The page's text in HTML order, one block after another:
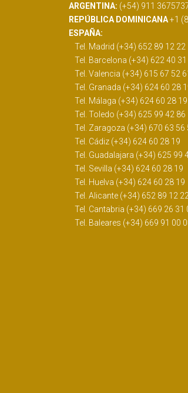
ARGENTINA: (+54) 911
REPÚBLICA DOMINICANA+1
ESPAÑA:
Tel. Madrid (+34) 652 89 12 22
Tel. Barcelona (+34) 622 40 31
Tel. Valencia (+34) 615 67 52
Tel. Granada (+34) 624 60 28
Tel. Málaga (+34) 624 60 28 19
Tel. Toledo (+34) 625 99 42 86
Tel. Zaragoza (+34) 670 63 56
Tel. Cádiz (+34) 624 60 28 19
Tel. Guadalajara (+34) 625 99
Tel. Sevilla (+34) 624 60 28 19
Tel. Huelva (+34) 624 60 28 19
Tel. Alicante (+34) 652 89 12 22
Tel. Cantabria (+34) 669 26 31
Tel. Baleares (+34) 669 91 00